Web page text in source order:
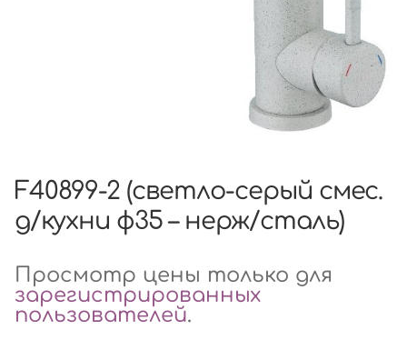
F40899-2 (светло-серый смес.
д/кухни ф35 – нерж/сталь)
Просмотр цены только для
зарегистрированных
пользователей.